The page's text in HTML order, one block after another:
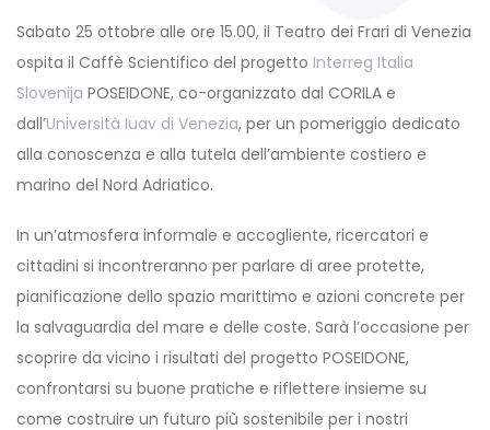
Sabato 25 ottobre alle ore 15.00, il Teatro dei Frari di Venezia
ospita il Caffè Scientifico del progetto Interreg Italia
Slovenija POSEIDONE, co-organizzato dal CORILA e
dall’Università Iuav di Venezia, per un pomeriggio dedicato
alla conoscenza e alla tutela dell’ambiente costiero e
marino del Nord Adriatico.
In un’atmosfera informale e accogliente, ricercatori e
cittadini si incontreranno per parlare di aree protette,
pianificazione dello spazio marittimo e azioni concrete per
la salvaguardia del mare e delle coste. Sarà l’occasione per
scoprire da vicino i risultati del progetto POSEIDONE,
confrontarsi su buone pratiche e riflettere insieme su
come costruire un futuro più sostenibile per i nostri